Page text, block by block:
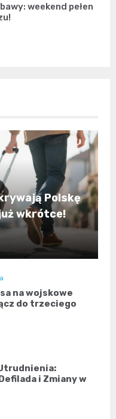
weekend pełen
Polskę
wkrótce!
na wojskowe
do trzeciego
i Zmiany w